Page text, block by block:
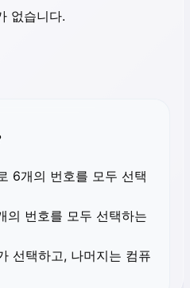
없습니다.
6개의 번호를 모두 선택
의 번호를 모두 선택하는
선택하고, 나머지는 컴퓨